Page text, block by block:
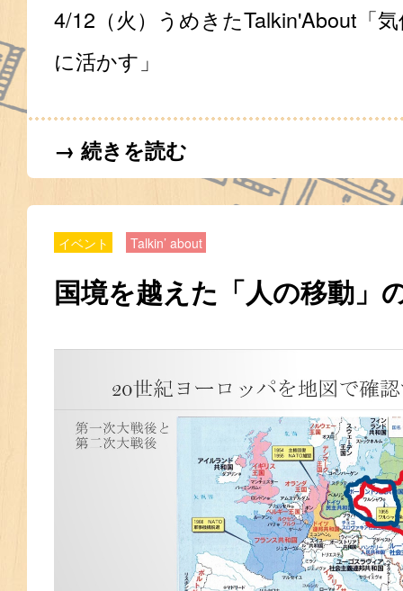
4/12（火）うめきたTalkin'About「
に活かす」
→ 続きを読む
イベント Talkin’ about
国境を越えた「人の移動」